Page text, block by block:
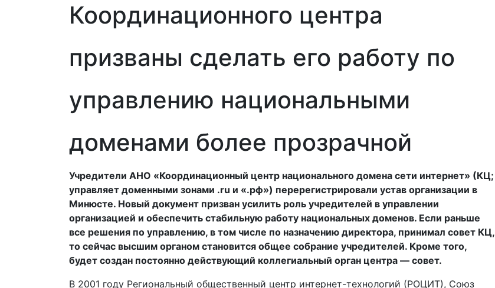
Координационного центра
призваны сделать его работу по
управлению национальными
доменами более прозрачной
Учредители АНО «Координационный центр национального домена сети интернет» (КЦ;
управляет доменными зонами .ru и «.рф») перерегистрировали устав организации в
Минюсте. Новый документ призван усилить роль учредителей в управлении
организацией и обеспечить стабильную работу национальных доменов. Если раньше
все решения по управлению, в том числе по назначению директора, принимал совет КЦ,
то сейчас высшим органом становится общее собрание учредителей. Кроме того,
будет создан постоянно действующий коллегиальный орган центра — совет.
В 2001 году Региональный общественный центр интернет-технологий (РОЦИТ), Союз